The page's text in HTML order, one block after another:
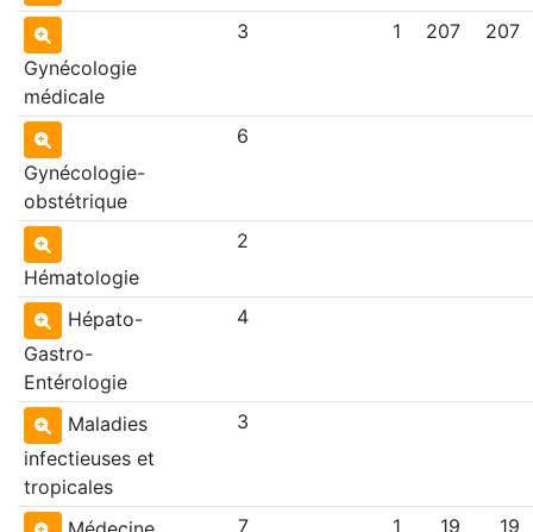
Gynécologie
médicale
3 1 207 207
Gynécologie-
obstétrique
6
Hématologie
2
Hépato-
Gastro-
Entérologie
4
Maladies
infectieuses et
tropicales
3
7 1 19 19